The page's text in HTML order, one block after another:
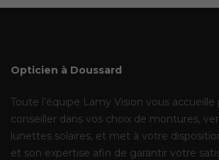
Opticien à Doussard
Toute l’équipe Lamy Vision vous
conseiller dans vos choix de montures,
lunettes solaires, et met à votre
et son expertise afin de garantir votre